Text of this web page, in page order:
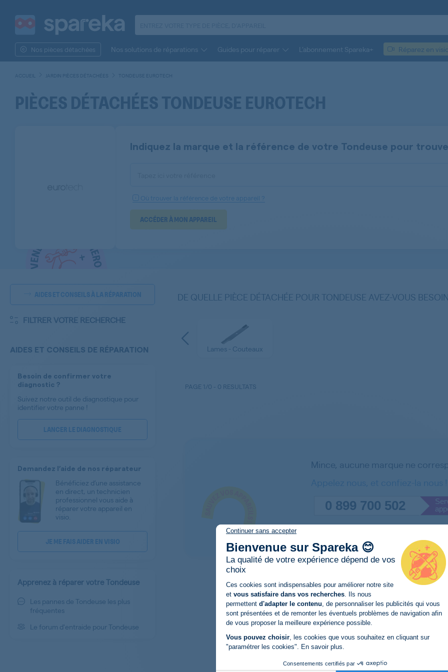
Continuer sans accepter
Bienvenue sur Spareka 😊
La qualité de votre expérience dépend de vos
choix
Plateforme de Gestion du
Ces cookies sont indispensables pour améliorer notre site
et vous satisfaire dans vos recherches . Ils nous
permettent d'adapter le contenu , de personnaliser les publicités qui vous
sont présentées et de remonter les éventuels problèmes de navigation afin
de vous proposer la meilleure expérience possible.
Vous pouvez choisir , les cookies que vous souhaitez en cliquant sur
"paramétrer les cookies".
En savoir plus
Consentements certifiés par
Axeptio consent
Nos pièces détachées Nos solutions de réparations Guides pour réparer L’abonnement Spareka+ Réparez en
ACCUEIL JARDIN PIÈCES DÉTACHÉES TONDEUSE EUROTECH
PIÈCES DÉTACHÉES TONDEUSE EUROTECH
Indiquez la marque et la référence de votre Tondeuse pour
Où trouver la référence de votre appareil ?
ACCÉDER À MON APPAREIL
DE QUELLE PIÈCE DÉTACHÉE POUR TONDEUSE AVEZ-VOUS
Lames - Couteaux
AIDES ET CONSEILS À LA RÉPARATION
FILTRER VOTRE RECHERCHE
AIDES ET CONSEILS DE RÉPARATION
Besoin de confirmer votre
diagnostic ?
Suivez notre outil de diagnostique pour
identifier votre panne !
LANCER LE DIAGNOSTIQUE
Demandez l’aide de nos réparateur
Bénéficiez d’une assistance
en direct, un technicien
professionnel vous aide à
réparer votre appareil en
visio.
JE ME FAIS AIDER EN VISIO
Apprenez à réparer votre Tondeuse
Les pannes de Tondeuse les plus
fréquentes
Le forum d'entraide pour Tondeuse
PAGE 1/0 - 0 RESULTATS
Mince, aucune marque ne
0 899 700 502